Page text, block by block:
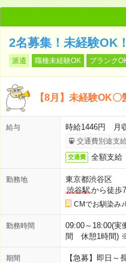
2名募集！未経験OK
派遣 職種未経験OK ブランク
【8月】未経験OK
給与 時給1446円 月
交通費別途支
交通費 全額支給
勤務地
東京都渋谷区
渋谷駅から徒歩
CMでお馴染み
勤務時間
09:00～18:00(
間 休憩1時間) ※
期間 【急募】即日